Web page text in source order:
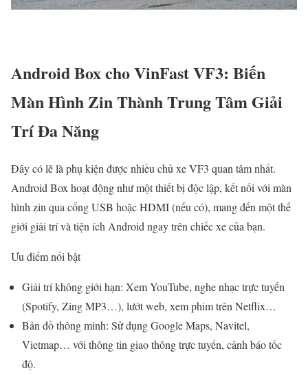
Android Box cho VinFast VF3: Biến
Màn Hình Zin Thành Trung Tâm Giải
Trí Đa Năng
Đây có lẽ là phụ kiện được nhiều chủ xe VF3 quan tâm nhất.
Android Box hoạt động như một thiết bị độc lập, kết nối với màn
hình zin qua cổng USB hoặc HDMI (nếu có), mang đến một thế
giới giải trí và tiện ích Android ngay trên chiếc xe của bạn.
Ưu điểm nổi bật
Giải trí không giới hạn: Xem YouTube, nghe nhạc trực tuyến
(Spotify, Zing MP3…), lướt web, xem phim trên Netflix…
Bản đồ thông minh: Sử dụng Google Maps, Navitel,
Vietmap… với thông tin giao thông trực tuyến, cảnh báo tốc
độ.